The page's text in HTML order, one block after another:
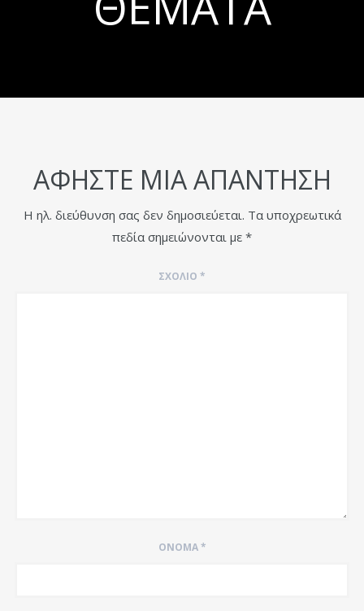
ΑΦΉΣΤΕ ΜΙΑ ΑΠΆΝΤΗΣΗ
Η ηλ. διεύθυνση σας δεν δημοσιεύεται. Τα υποχρεωτικά
πεδία σημειώνονται με *
ΣΧΌΛΙΟ *
ΌΝΟΜΑ*